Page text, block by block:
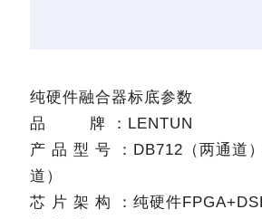
纯硬件融合器标底参数
品 牌 ：LENTUN
产 品 型 号 ：DB712（两通道
道）
芯 片 架 构 ：纯硬件